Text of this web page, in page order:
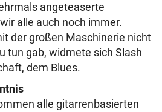
angeteaserte
alle auch noch immer.
der großen Maschinerie nicht
tun gab, widmete sich Slash
dem Blues.
alle gitarrenbasierten